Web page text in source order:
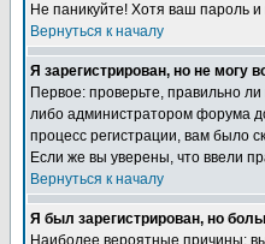
Не паникуйте! Хотя ваш пароль
Вернуться к началу
Я зарегистрирован, но не могу
Первое: проверьте, правильно
либо администратором форума
процесс регистрации, вам было
Если же вы уверены, что ввели
Вернуться к началу
Я был зарегистрирован, но
Наиболее вероятные причины: